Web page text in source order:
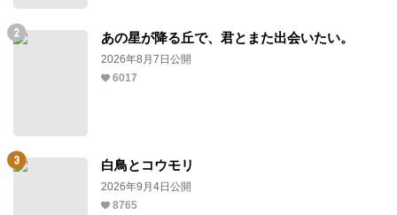
あの星が降る丘で、君とまた出会いたい。
2026年8月7日公開
6017
白鳥とコウモリ
2026年9月4日公開
8765